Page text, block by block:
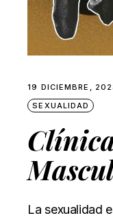
19 DICIEMBRE,
SEXUALIDAD
La sexualidad